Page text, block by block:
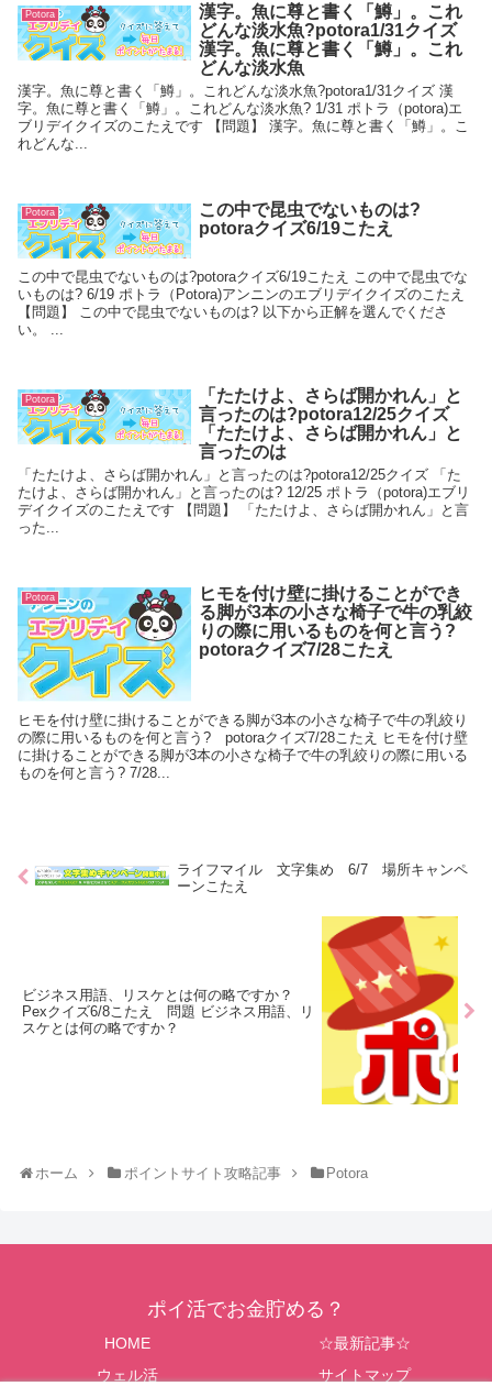
Potora
漢字。魚に尊と書く「鱒」。これ
どんな淡水魚?potora1/31クイズ
漢字。魚に尊と書く「鱒」。これ
どんな淡水魚
漢字。魚に尊と書く「鱒」。これどんな淡水魚?potora1/31クイズ 漢
字。魚に尊と書く「鱒」。これどんな淡水魚? 1/31 ポトラ（potora)エ
ブリデイクイズのこたえです 【問題】 漢字。魚に尊と書く「鱒」。こ
れどんな...
Potora
この中で昆虫でないものは?
potoraクイズ6/19こたえ
この中で昆虫でないものは?potoraクイズ6/19こたえ この中で昆虫でな
いものは? 6/19 ポトラ（Potora)アンニンのエブリデイクイズのこたえ
【問題】 この中で昆虫でないものは? 以下から正解を選んでくださ
い。 ...
Potora
「たたけよ、さらば開かれん」と
言ったのは?potora12/25クイズ
「たたけよ、さらば開かれん」と
言ったのは
「たたけよ、さらば開かれん」と言ったのは?potora12/25クイズ 「た
たけよ、さらば開かれん」と言ったのは? 12/25 ポトラ（potora)エブリ
デイクイズのこたえです 【問題】 「たたけよ、さらば開かれん」と言
った...
Potora
ヒモを付け壁に掛けることができ
る脚が3本の小さな椅子で牛の乳絞
りの際に用いるものを何と言う?
potoraクイズ7/28こたえ
ヒモを付け壁に掛けることができる脚が3本の小さな椅子で牛の乳絞り
の際に用いるものを何と言う? potoraクイズ7/28こたえ ヒモを付け壁
に掛けることができる脚が3本の小さな椅子で牛の乳絞りの際に用いる
ものを何と言う? 7/28...
ライフマイル 文字集め 6/7 場所キャンペ
ーンこたえ
ビジネス用語、リスケとは何の略ですか？
Pexクイズ6/8こたえ 問題 ビジネス用語、リ
スケとは何の略ですか？
ホーム ポイントサイト攻略記事 Potora
ポイ活でお金貯める？
HOME
☆最新記事☆
ウェル活
サイトマップ